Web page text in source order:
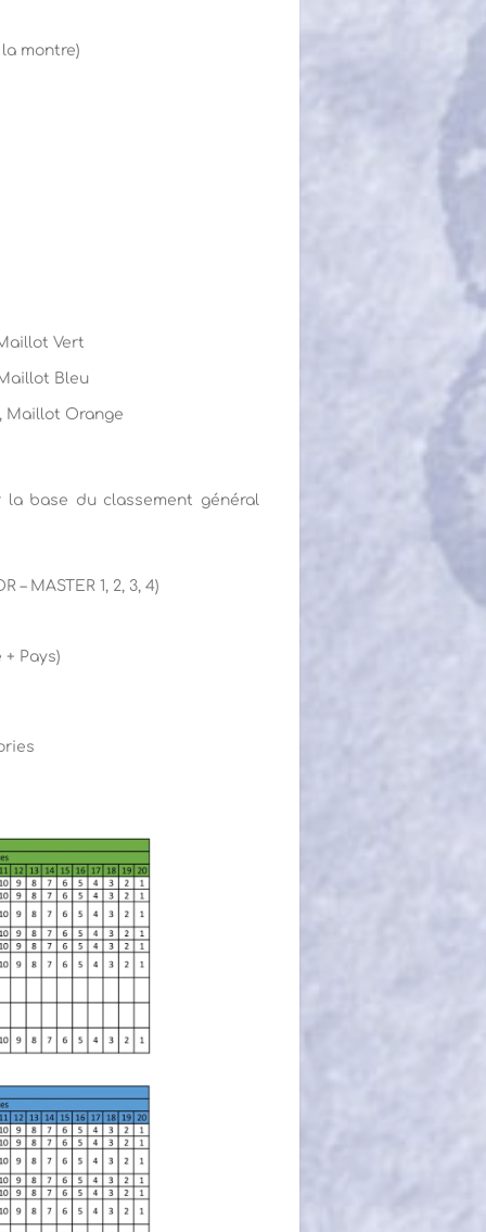
montre)
Vert
Bleu
Maillot Orange
la base du classement général
– MASTER 1, 2, 3, 4)
Pays)